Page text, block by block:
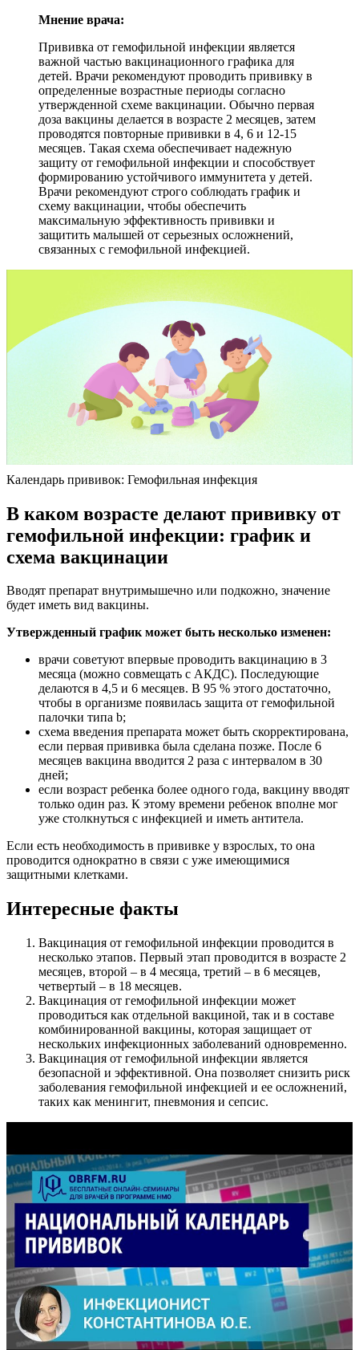
Мнение врача:
Прививка от гемофильной инфекции является
важной частью вакцинационного графика для
детей. Врачи рекомендуют проводить прививку в
определенные возрастные периоды согласно
утвержденной схеме вакцинации. Обычно первая
доза вакцины делается в возрасте 2 месяцев, затем
проводятся повторные прививки в 4, 6 и 12-15
месяцев. Такая схема обеспечивает надежную
защиту от гемофильной инфекции и способствует
формированию устойчивого иммунитета у детей.
Врачи рекомендуют строго соблюдать график и
схему вакцинации, чтобы обеспечить
максимальную эффективность прививки и
защитить малышей от серьезных осложнений,
связанных с гемофильной инфекцией.
Календарь прививок: Гемофильная инфекция
В каком возрасте делают прививку от
гемофильной инфекции: график и
схема вакцинации
Вводят препарат внутримышечно или подкожно, значение
будет иметь вид вакцины.
Утвержденный график может быть несколько изменен:
врачи советуют впервые проводить вакцинацию в 3
месяца (можно совмещать с АКДС). Последующие
делаются в 4,5 и 6 месяцев. В 95 % этого достаточно,
чтобы в организме появилась защита от гемофильной
палочки типа b;
схема введения препарата может быть скорректирована,
если первая прививка была сделана позже. После 6
месяцев вакцина вводится 2 раза с интервалом в 30
дней;
если возраст ребенка более одного года, вакцину вводят
только один раз. К этому времени ребенок вполне мог
уже столкнуться с инфекцией и иметь антитела.
Если есть необходимость в прививке у взрослых, то она
проводится однократно в связи с уже имеющимися
защитными клетками.
Интересные факты
Вакцинация от гемофильной инфекции проводится в
несколько этапов. Первый этап проводится в возрасте 2
месяцев, второй – в 4 месяца, третий – в 6 месяцев,
четвертый – в 18 месяцев.
Вакцинация от гемофильной инфекции может
проводиться как отдельной вакциной, так и в составе
комбинированной вакцины, которая защищает от
нескольких инфекционных заболеваний одновременно.
Вакцинация от гемофильной инфекции является
безопасной и эффективной. Она позволяет снизить риск
заболевания гемофильной инфекцией и ее осложнений,
таких как менингит, пневмония и сепсис.